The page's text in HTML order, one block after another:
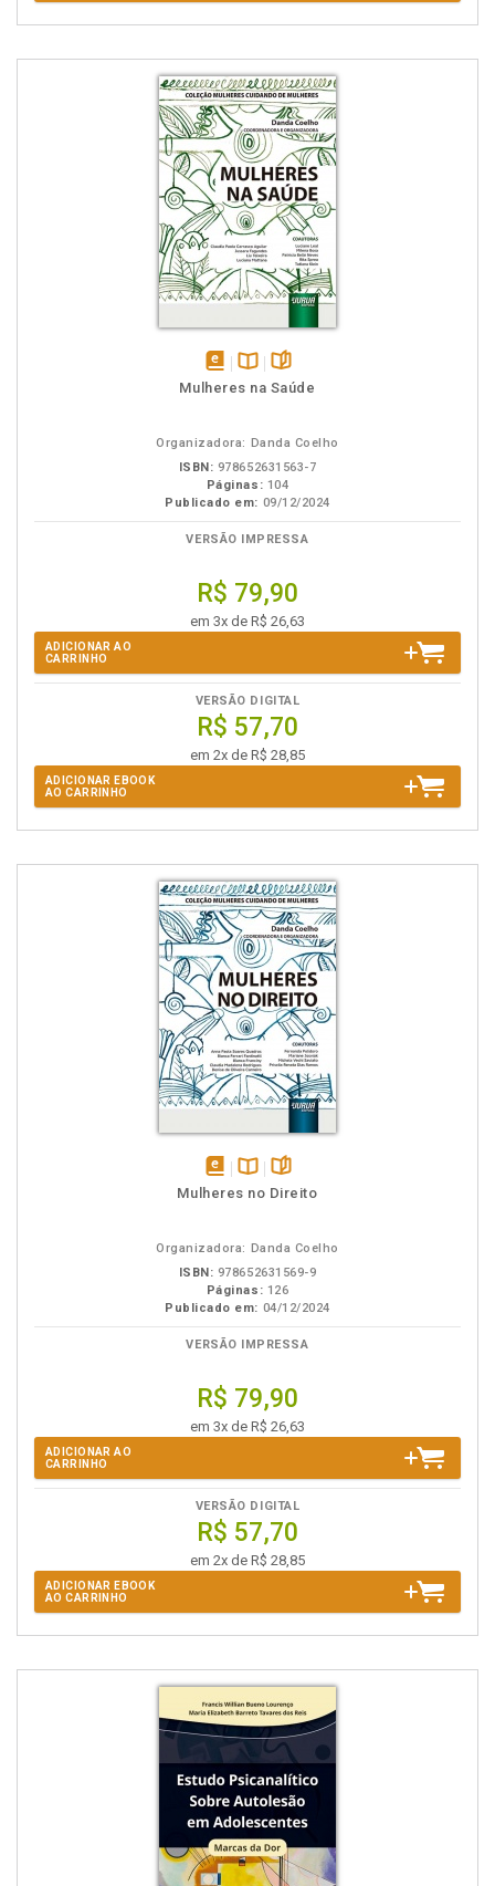
disponível
Disponível
páginas
Mulheres na Saúde
Organizadora: Danda Coelho
ISBN: 978652631563-7
Páginas: 104
Publicado em: 09/12/2024
VERSÃO IMPRESSA
R$ 79,90
em 3x de R$ 26,63
ADICIONAR AO
CARRINHO
VERSÃO DIGITAL
R$ 57,70
em 2x de R$ 28,85
ADICIONAR EBOOK
AO CARRINHO
disponívelDisponível
páginas
Mulheres no Direito
Organizadora: Danda Coelho
ISBN: 978652631569-9
Páginas: 126
Publicado em: 04/12/2024
VERSÃO IMPRESSA
R$ 79,90
em 3x de R$ 26,63
ADICIONAR AO
CARRINHO
VERSÃO DIGITAL
R$ 57,70
em 2x de R$ 28,85
ADICIONAR EBOOK
AO CARRINHO